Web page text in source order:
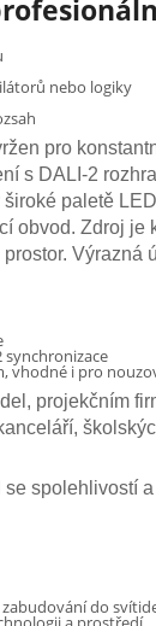
nebo logiky
pro
s DALI-2
paletě
obvod. Zdroj
vhodné i pro
projekčním
spolehlivostí
do